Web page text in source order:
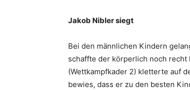
Jakob Nibler siegt
Bei den männlichen Kindern
schaffte der körperlich noch recht
(Wettkampfkader 2) kletterte auf
bewies, dass er zu den besten